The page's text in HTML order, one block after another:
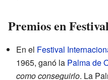
Premios en
En el Festival
1965, ganó la Palma de
como conseguirlo. La